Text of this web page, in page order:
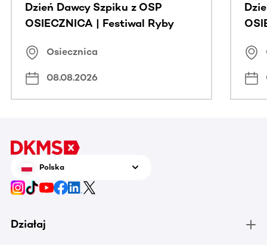
Dzień Dawcy Szpiku z OSP
OSIECZNICA | Festiwal Ryby
Osiecznica
08.08.2026
Polska
Działaj